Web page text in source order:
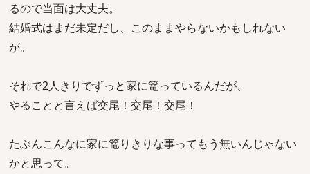
るので当面は大丈夫。
結婚式はまだ未定だし、このままやらないかもしれない
が。
それで2人きりでずっと家に篭っているんだが、
やることと言えば交尾！交尾！交尾！
たぶんこんなに家に篭りきりな事ってもう無いんじゃない
かと思って。